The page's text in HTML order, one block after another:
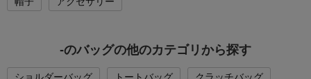
-のバッグの他のカテゴリから探す